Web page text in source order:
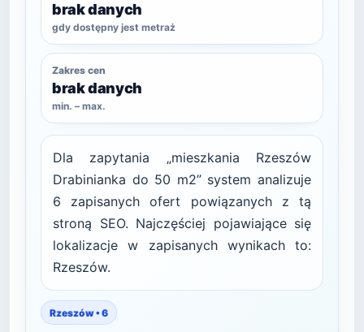
brak danych
gdy dostępny jest metraż
Zakres cen
brak danych
min. – max.
Dla zapytania „mieszkania Rzeszów
Drabinianka do 50 m2” system analizuje
6 zapisanych ofert powiązanych z tą
stroną SEO. Najczęściej pojawiające się
lokalizacje w zapisanych wynikach to:
Rzeszów.
Rzeszów • 6